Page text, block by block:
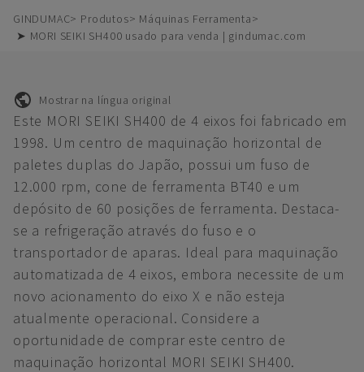
GINDUMAC Produtos
Máquinas Ferramenta
➤ MORI SEIKI SH400 usado para venda | gindumac.com
Mostrar na língua original
Este MORI SEIKI SH400 de 4 eixos foi fabricado em
1998. Um centro de maquinação horizontal de
paletes duplas do Japão, possui um fuso de
12.000 rpm, cone de ferramenta BT40 e um
depósito de 60 posições de ferramenta. Destaca-
se a refrigeração através do fuso e o
transportador de aparas. Ideal para maquinação
automatizada de 4 eixos, embora necessite de um
novo acionamento do eixo X e não esteja
atualmente operacional. Considere a
oportunidade de comprar este centro de
maquinação horizontal MORI SEIKI SH400.